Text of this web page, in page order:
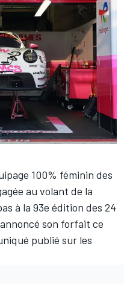
100% féminin des
au volant de la
à la 93e édition des 24
son forfait ce
publié sur les